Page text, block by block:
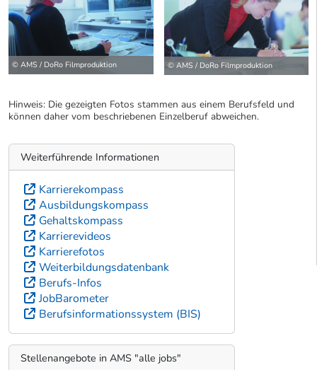
© AMS / DoRo Filmproduktion © AMS / DoRo Filmproduktion
Hinweis: Die gezeigten Fotos stammen aus einem Berufsfeld und
können daher vom beschriebenen Einzelberuf abweichen.
Weiterführende Informationen
Karrierekompass
Ausbildungskompass
Gehaltskompass
Karrierevideos
Karrierefotos
Weiterbildungsdatenbank
Berufs-Infos
JobBarometer
Berufsinformationssystem (BIS)
Stellenangebote in AMS "alle jobs"